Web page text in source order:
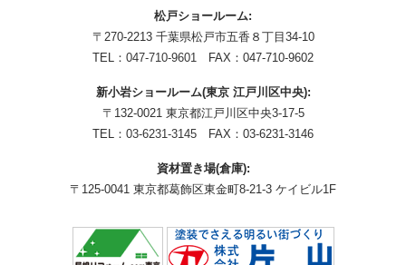
松戸ショールーム:
〒270-2213 千葉県松戸市五香８丁目34-10
TEL： 047-710-9601 FAX：047-710-9602
新小岩ショールーム(東京 江戸川区中央):
〒132-0021 東京都江戸川区中央3-17-5
TEL： 03-6231-3145 FAX：03-6231-3146
資材置き場(倉庫):
〒125-0041 東京都葛飾区東金町8-21-3 ケイビル1F